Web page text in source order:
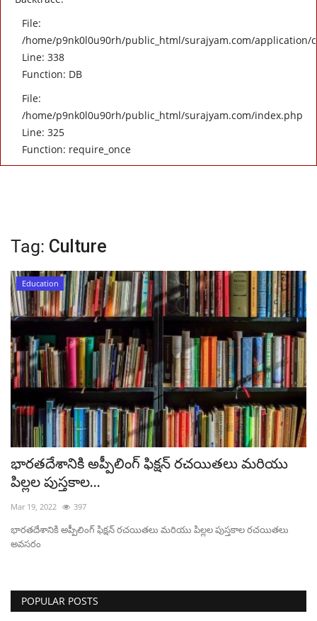
File:
/home/p9nk0l0u90rh/public_html/surajyam.com/application/
Line: 338
Function: DB
File:
/home/p9nk0l0u90rh/public_html/surajyam.com/index.php
Line: 325
Function: require_once
Tag: Culture
Education
భారతదేశానికి అప్పీలింగ్ ఫిక్షన్ రచయితలు మరియు
పిల్లల పుస్తకాల...
Mar 19, 2022 397
భారతదేశానికి అప్పీలింగ్ ఫిక్షన్ రచయితలు మరియు పిల్లల పుస్తకాల రచయితలు
అవసరం
POPULAR POSTS